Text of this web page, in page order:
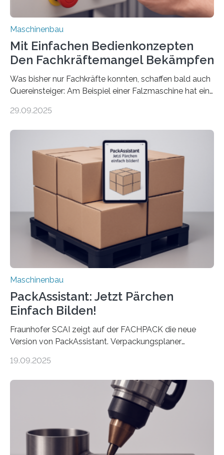
Maschinenbau
Mit Einfachen Bedienkonzepten
Den Fachkräftemangel Bekämpfen
Was bisher nur Fachkräfte konnten, schaffen bald auch
Quereinsteiger: Am Beispiel einer Falzmaschine hat ein
Mensch-Maschine-Schnittstelle so sehr vereinfacht,
Die zugrunde liegende Methodik lässt sich auf alle
anderen Maschinen übertragen. Eine Falzmaschine
umzurüsten ist ein Job für echte Profis. Eine solche
Maschine faltet in Druckereien Broschüren, Prospekte,
Landkarten und vieles mehr – mehrere Zehntausend
Exemplare pro Stunde. Je nach Maschinentyp und
Auftrag kann das Umrüsten…
29.09.2025
Maschinenbau
PackAssistant: Jetzt Pärchen
Einfach Bilden!
Fraunhofer SCAI zeigt auf der FACHPACK die neue
Version von PackAssistant. Verpackungsplaner
Automobil, Maschinenbau und in der Zulieferindustrie.
Teile als eine Einheit verpacken. Die Anordnung kann
der Benutzer vorgeben und erhält so mehr Kontrolle
über die Positionierung der Bauteile. Die ebenfalls neue
Automatisierungsschnittstelle dient dazu, die Software
besser in spezifische Unternehmensprozesse
einzubinden. Sankt Augustin – Zur Messe FACHPACK
19.09.2025